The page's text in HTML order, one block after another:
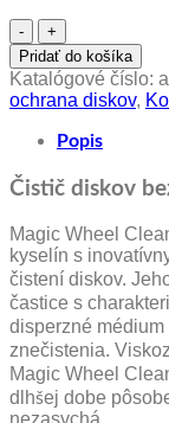
množstvo
Koch
Chemie
Magic
Wheel
Cleaner
-
Čistič
diskov
bez
kyselín
500ml
Pridať do košíka
Katalógové číslo:
ochrana diskov,
Popis
Čistič diskov
Magic Wheel
kyselín s
čistení diskov.
častice s
disperzné
znečistenia.
Magic Wheel
dlhšej dobe